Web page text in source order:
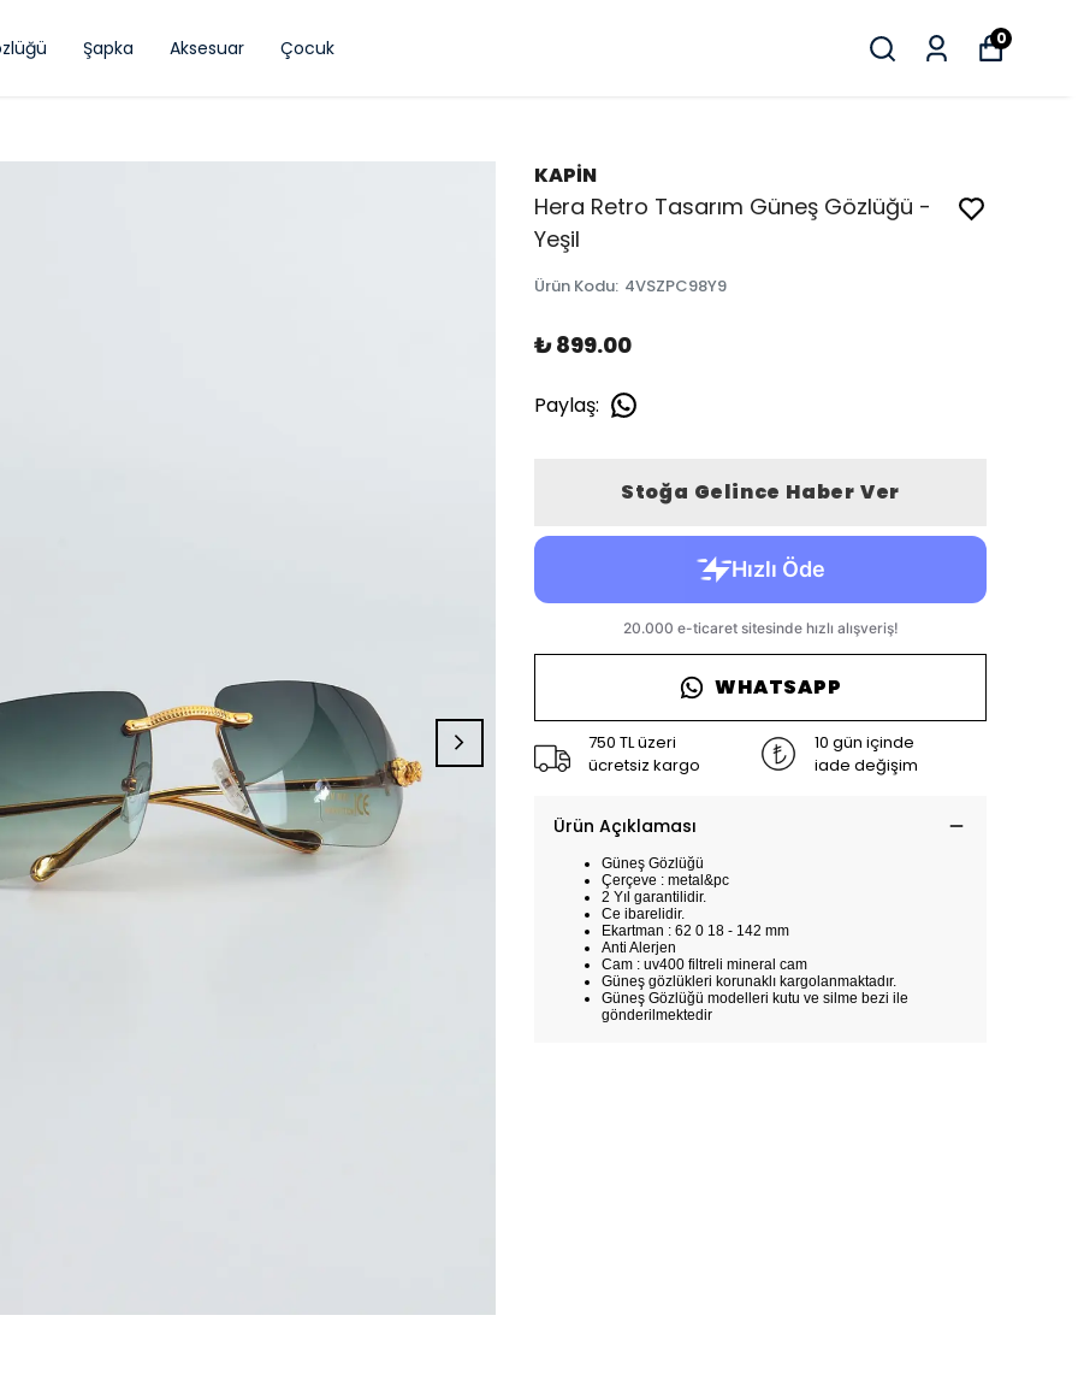
Şapka Aksesuar Çocuk 0
KAPİN
Hera Retro Tasarım Güneş Gözlüğü -
Yeşil
Ürün Kodu: 4VSZPC98Y9
₺ 899.00
Paylaş:
Stoğa Gelince Haber Ver
WHATSAPP
750 TL üzeri
ücretsiz kargo
10 gün içinde
iade değişim
Ürün Açıklaması
Güneş Gözlüğü
Çerçeve : metal&pc
2 Yıl garantilidir.
Ce ibarelidir.
Ekartman : 62 0 18 - 142 mm
Anti Alerjen
Cam : uv400 filtreli mineral cam
Güneş gözlükleri korunaklı kargolanmaktadır.
Güneş Gözlüğü modelleri kutu ve silme bezi ile
gönderilmektedir